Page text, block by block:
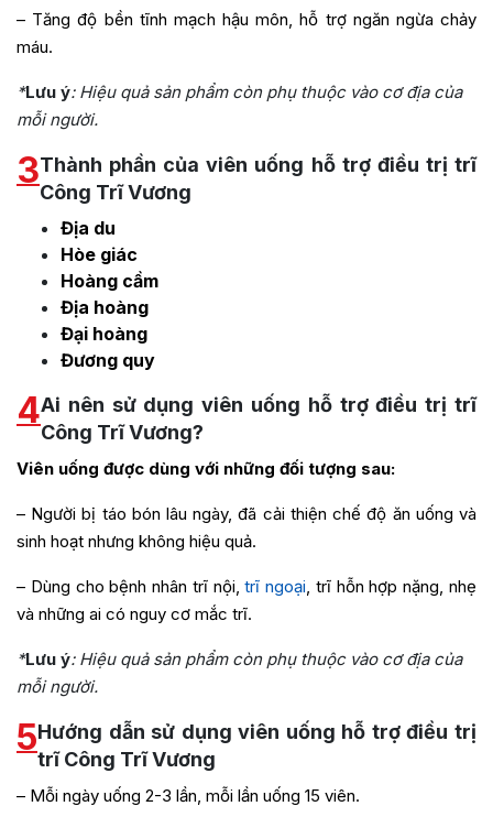
– Tăng độ bền tĩnh mạch hậu môn, hỗ trợ ngăn ngừa chảy
máu.
*Lưu ý: Hiệu quả sản phẩm còn phụ thuộc vào cơ địa của
mỗi người.
3Thành phần của viên uống hỗ trợ điều trị trĩ
Công Trĩ Vương
Địa du
Hòe giác
Hoàng cầm
Địa hoàng
Đại hoàng
Đương quy
4Ai nên sử dụng viên uống hỗ trợ điều trị trĩ
Công Trĩ Vương?
Viên uống được dùng với những đối tượng sau:
– Người bị táo bón lâu ngày, đã cải thiện chế độ ăn uống và
sinh hoạt nhưng không hiệu quả.
– Dùng cho bệnh nhân trĩ nội,trĩ ngoại, trĩ hỗn hợp nặng, nhẹ
và những ai có nguy cơ mắc trĩ.
*Lưu ý: Hiệu quả sản phẩm còn phụ thuộc vào cơ địa của
mỗi người.
5Hướng dẫn sử dụng viên uống hỗ trợ điều trị
trĩ Công Trĩ Vương
– Mỗi ngày uống 2-3 lần, mỗi lần uống 15 viên.